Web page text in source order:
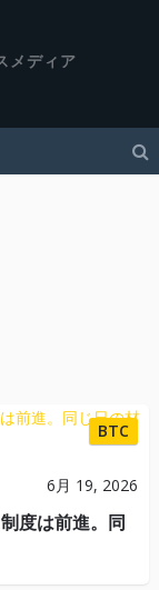
メディア
BTC
6月 19, 2026
度は前進。同